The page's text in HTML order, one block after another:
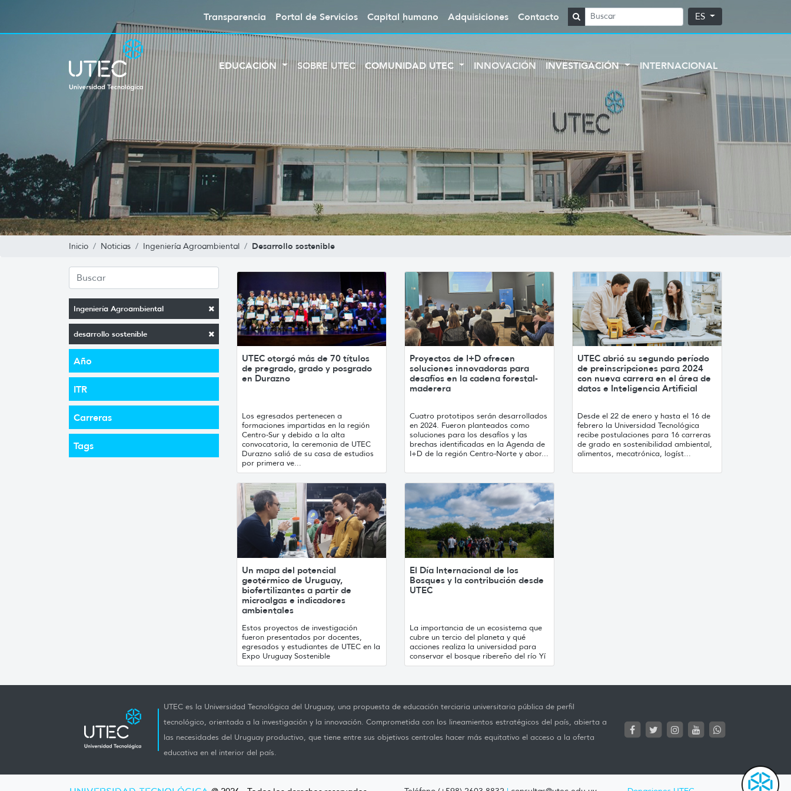
Transparencia Portal de Servicios Capital humano Adquisiciones Contacto ES
EDUCACIÓN SOBRE UTEC COMUNIDAD UTEC INNOVACIÓN INVESTIGACIÓN INTERNACIONAL
Inicio Noticias Ingeniería Agroambiental Desarrollo sostenible
Ingeniería Agroambiental
desarrollo sostenible
Año
ITR
Carreras
Tags
UTEC otorgó más de 70 títulos
de pregrado, grado y posgrado
en Durazno
Los egresados pertenecen a
formaciones impartidas en la región
Centro-Sur y debido a la alta
convocatoria, la ceremonia de UTEC
Durazno salió de su casa de estudios
por primera ve...
Proyectos de I+D ofrecen
soluciones innovadoras para
desafíos en la cadena forestal-
maderera
Cuatro prototipos serán desarrollados
en 2024. Fueron planteados como
soluciones para los desafíos y las
brechas identificadas en la Agenda de
I+D de la región Centro-Norte y abor...
UTEC abrió su segundo período
de preinscripciones para 2024
con nueva carrera en el área de
datos e Inteligencia Artificial
Desde el 22 de enero y hasta el 16 de
febrero la Universidad Tecnológica
recibe postulaciones para 16 carreras
de grado en sostenibilidad ambiental,
alimentos, mecatrónica, logíst...
Un mapa del potencial
geotérmico de Uruguay,
biofertilizantes a partir de
microalgas e indicadores
ambientales
Estos proyectos de investigación
fueron presentados por docentes,
egresados y estudiantes de UTEC en la
Expo Uruguay Sostenible
El Día Internacional de los
Bosques y la contribución desde
UTEC
La importancia de un ecosistema que
cubre un tercio del planeta y qué
acciones realiza la universidad para
conservar el bosque ribereño del río Yí
UTEC es la Universidad Tecnológica del Uruguay, una propuesta de educación terciaria universitaria pública de perfil
tecnológico, orientada a la investigación y la innovación. Comprometida con los lineamientos estratégicos del país, abierta a
las necesidades del Uruguay productivo, que tiene entre sus objetivos centrales hacer más equitativo el acceso a la oferta
educativa en el interior del país.